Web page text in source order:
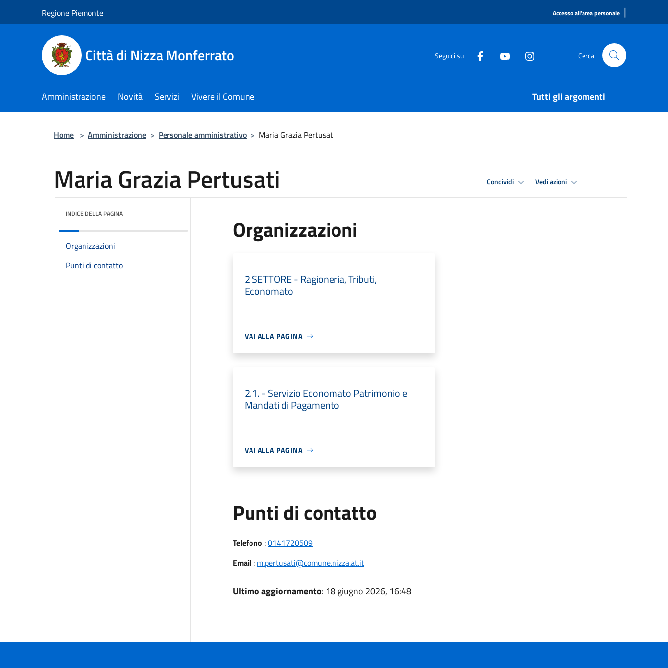
Regione Piemonte Accesso all'area personale |
Città di Nizza Monferrato Seguici su Cerca
Amministrazione Novità Servizi Vivere il Comune Tutti gli argomenti
Home > Amministrazione > Personale amministrativo > Maria Grazia Pertusati
Maria Grazia Pertusati Condividi Vedi azioni
INDICE DELLA PAGINA
Organizzazioni
Punti di contatto
Organizzazioni
2 SETTORE - Ragioneria, Tributi,
Economato
VAI ALLA PAGINA
2.1. - Servizio Economato Patrimonio e
Mandati di Pagamento
VAI ALLA PAGINA
Punti di contatto
Telefono :0141720509
Email: m.pertusati@comune.nizza.at.it
Ultimo aggiornamento: 18 giugno 2026, 16:48